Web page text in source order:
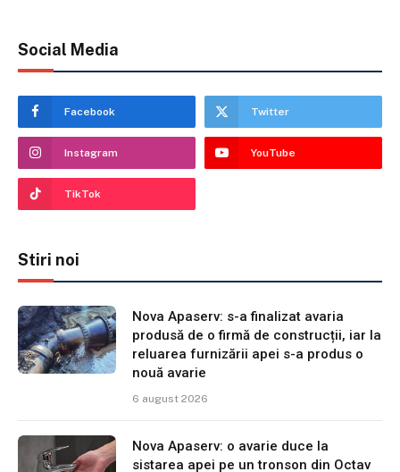
Social Media
Facebook Twitter
Instagram YouTube
TikTok
Stiri noi
Nova Apaserv: s-a finalizat avaria
produsă de o firmă de construcții, iar la
reluarea furnizării apei s-a produs o
nouă avarie
6 august 2026
Nova Apaserv: o avarie duce la
sistarea apei pe un tronson din Octav